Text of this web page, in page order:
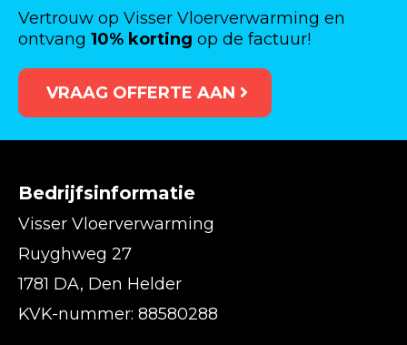
Vertrouw op Visser Vloerverwarming en
ontvang 10% korting op de factuur!
VRAAG OFFERTE AAN
Bedrijfsinformatie
Visser Vloerverwarming
Ruyghweg 27
1781 DA, Den Helder
KVK-nummer: 88580288